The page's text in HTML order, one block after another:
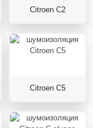
Citroen C2
Citroen C5